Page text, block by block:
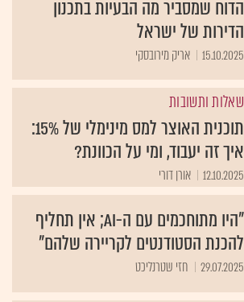
הדוח שמסביר מה הבעיות בתכנון
הדירות של ישראל
15.10.2025 אריק מירובסקי
שאלות ותשובות
תוכנית האוצר למס מינימלי של 15%:
איך זה יעבוד, ומי על הכוונת?
12.10.2025 אורן דורי
"היו מתוחכמים עם ה-AI; אין תחליף
להכנת הסטודנטים לקריירה שלהם"
29.07.2025 חזי שטרנליכט